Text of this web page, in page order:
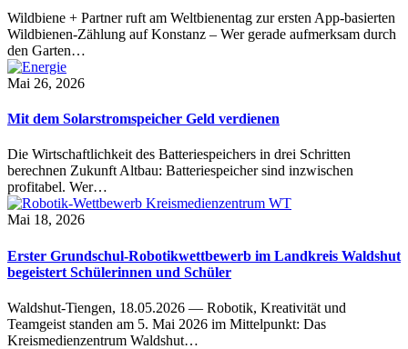
Wildbiene + Partner ruft am Weltbienentag zur ersten App-basierten
Wildbienen-Zählung auf Konstanz – Wer gerade aufmerksam durch
den Garten…
Mai 26, 2026
Mit dem Solarstromspeicher Geld verdienen
Die Wirtschaftlichkeit des Batteriespeichers in drei Schritten
berechnen Zukunft Altbau: Batteriespeicher sind inzwischen
profitabel. Wer…
Mai 18, 2026
Erster Grundschul-Robotikwettbewerb im Landkreis Waldshut
begeistert Schülerinnen und Schüler
Waldshut-Tiengen, 18.05.2026 — Robotik, Kreativität und
Teamgeist standen am 5. Mai 2026 im Mittelpunkt: Das
Kreismedienzentrum Waldshut…